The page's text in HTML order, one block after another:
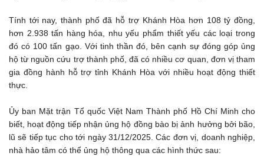
Tính tới nay, thành phố đã hỗ trợ Khánh Hòa hơn 108 tỷ đồng,
hơn 2.938 tấn hàng hóa, nhu yếu phẩm thiết yếu các loại trong
đó có 100 tấn gạo. Với tinh thần đó, bên cạnh sự đóng góp ủng
hộ từ nguồn cứu trợ thành phố, đã có nhiều cơ quan, đơn vị tham
gia đồng hành hỗ trợ tỉnh Khánh Hòa với nhiều hoạt động thiết
thực.
Ủy ban Mặt trận Tổ quốc Việt Nam Thành phố Hồ Chí Minh cho
biết, hoạt động tiếp nhận ủng hộ đồng bào bị ảnh hưởng bởi bão,
lũ sẽ tiếp tục cho tới ngày 31/12/2025. Các đơn vị, doanh nghiệp,
nhà hảo tâm có thể ủng hộ thông qua các hình thức sau: